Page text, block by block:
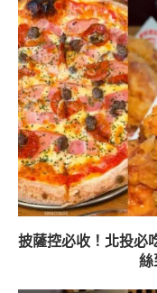
披薩控必收！北投必
絲